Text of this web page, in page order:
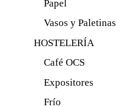
Papel
Vasos y Paletinas
HOSTELERÍA
Café OCS
Expositores
Frío